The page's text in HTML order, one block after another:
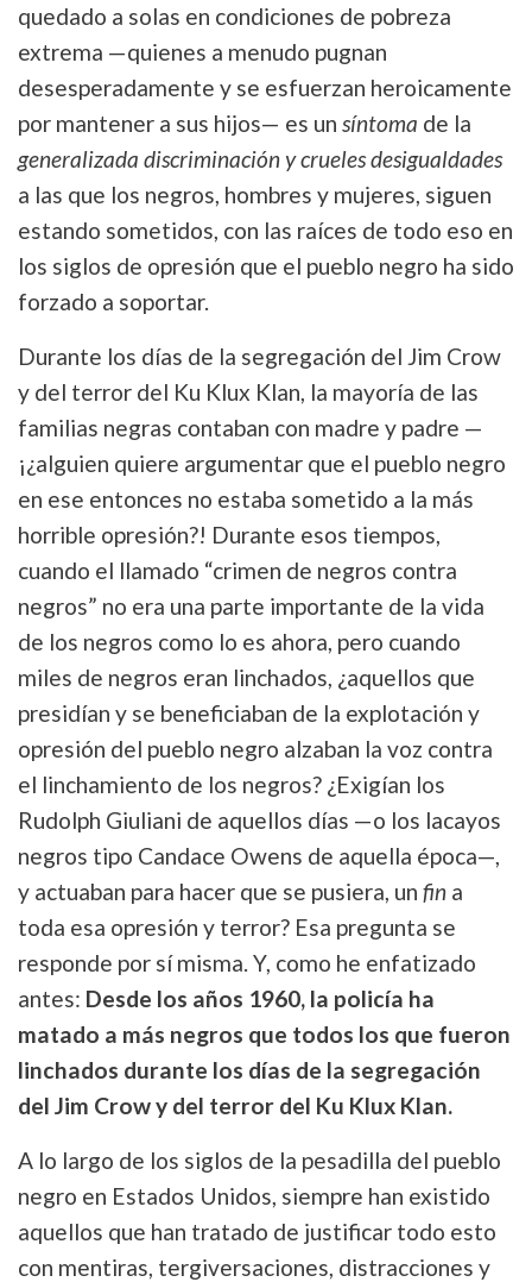
quedado a solas en condiciones de pobreza
extrema —quienes a menudo pugnan
desesperadamente y se esfuerzan heroicamente
por mantener a sus hijos— es un síntoma de la
generalizada discriminación y crueles desigualdades
a las que los negros, hombres y mujeres, siguen
estando sometidos, con las raíces de todo eso en
los siglos de opresión que el pueblo negro ha sido
forzado a soportar.
Durante los días de la segregación del Jim Crow
y del terror del Ku Klux Klan, la mayoría de las
familias negras contaban con madre y padre —
¡¿alguien quiere argumentar que el pueblo negro
en ese entonces no estaba sometido a la más
horrible opresión?! Durante esos tiempos,
cuando el llamado “crimen de negros contra
negros” no era una parte importante de la vida
de los negros como lo es ahora, pero cuando
miles de negros eran linchados, ¿aquellos que
presidían y se beneficiaban de la explotación y
opresión del pueblo negro alzaban la voz contra
el linchamiento de los negros? ¿Exigían los
Rudolph Giuliani de aquellos días —o los lacayos
negros tipo Candace Owens de aquella época—,
y actuaban para hacer que se pusiera, un fin a
toda esa opresión y terror? Esa pregunta se
responde por sí misma. Y, como he enfatizado
antes: Desde los años 1960, la policía ha
matado a más negros que todos los que fueron
linchados durante los días de la segregación
del Jim Crow y del terror del Ku Klux Klan.
A lo largo de los siglos de la pesadilla del pueblo
negro en Estados Unidos, siempre han existido
aquellos que han tratado de justificar todo esto
con mentiras, tergiversaciones, distracciones y